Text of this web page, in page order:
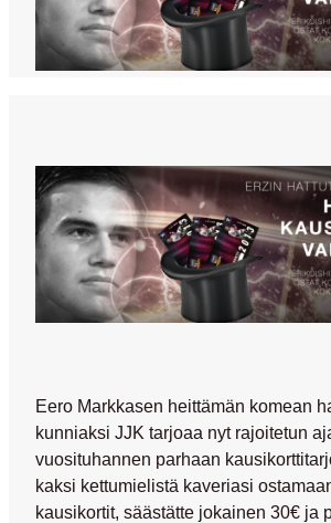
Eero Markkasen heittämän komean
kunniaksi JJK tarjoaa nyt rajoitetun
vuosituhannen parhaan
kaksi kettumielistä kaveriasi
kausikortit, säästätte jokainen 30€ ja